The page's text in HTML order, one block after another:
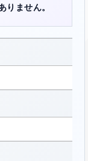
りません。